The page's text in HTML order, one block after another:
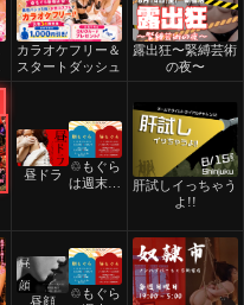
カラオケフリー＆
スタートダッシュ
露出狂〜緊縛芸術
の夜〜
昼ドラ
♲もぐら
は週末祝
肝試しイっちゃう
よ!!
昼顔
♲もぐら